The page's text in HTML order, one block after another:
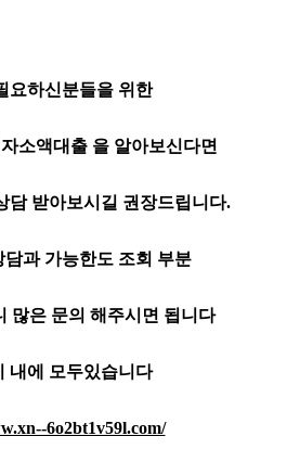
요하신분들을 위한
소액대출 을 알아보신다면
담 받아보시길 권장드립니다.
담과 가능한도 조회 부분
많은 문의 해주시면 됩니다
내에 모두있습니다
6o2bt1v59l.com/